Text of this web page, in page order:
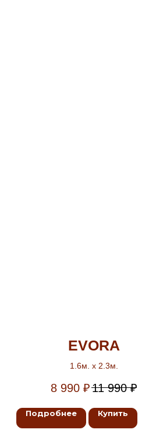
EVORA
1.6м. х 2.3м.
8 990 ₽11 990 ₽
Подробнее Купить